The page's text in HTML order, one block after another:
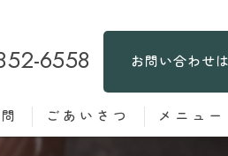
6558 お問い合わせ
ごあいさつ メニュー